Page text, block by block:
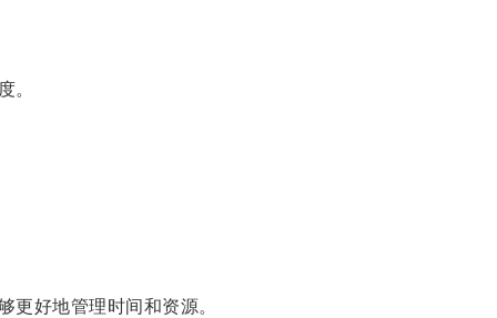
。
好地管理时间和资源。